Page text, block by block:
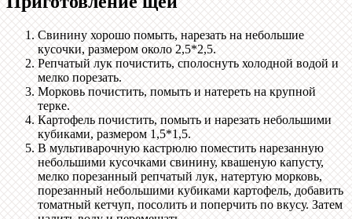
Свинину хорошо помыть, нарезать на небольшие
кусочки, размером около 2,5*2,5.
Репчатый лук почистить, сполоснуть холодной водой и
мелко порезать.
Морковь почистить, помыть и натереть на крупной
терке.
Картофель почистить, помыть и нарезать небольшими
кубиками, размером 1,5*1,5.
В мультиварочную кастрюлю поместить нарезанную
небольшими кусочками свинину, квашеную капусту,
мелко порезанный репчатый лук, натертую морковь,
порезанный небольшими кубиками картофель, добавить
томатный кетчуп, посолить и поперчить по вкусу. Затем